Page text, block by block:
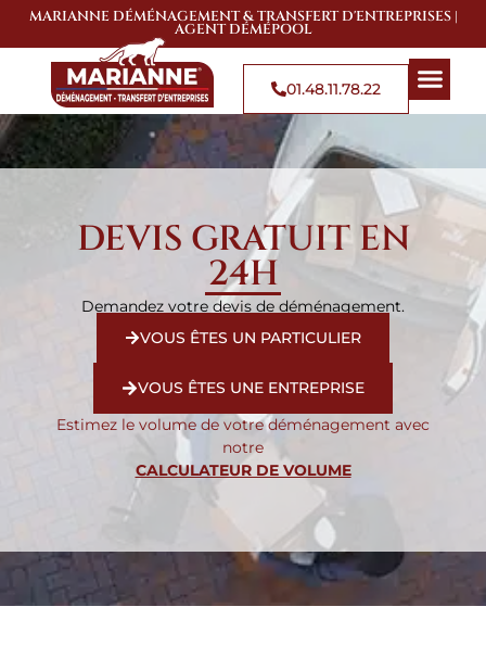
MARIANNE DÉMÉNAGEMENT & TRANSFERT D'ENTREPRISES |
AGENT DÉMÉPOOL
01.48.11.78.22
DEVIS GRATUIT EN
24H
Demandez votre devis de déménagement.
VOUS ÊTES UN PARTICULIER
VOUS ÊTES UNE ENTREPRISE
Estimez le volume de votre déménagement avec
notre
CALCULATEUR DE VOLUME